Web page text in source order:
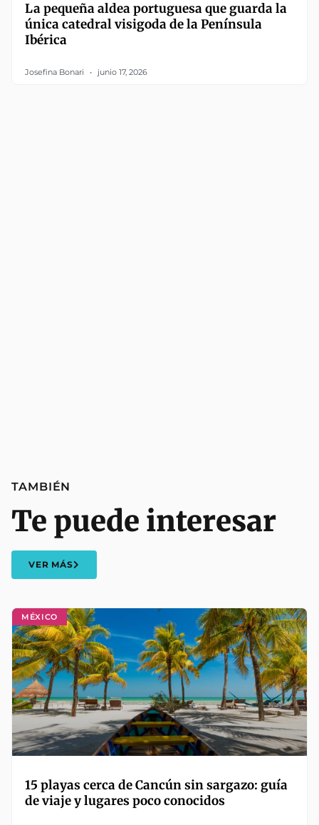
La pequeña aldea portuguesa que guarda la
única catedral visigoda de la Península
Ibérica
Josefina Bonari junio 17, 2026
MÉXICO
15 playas cerca de Cancún sin sargazo: guía
de viaje y lugares poco conocidos
TAMBIÉN
Te puede interesar
VER MÁS